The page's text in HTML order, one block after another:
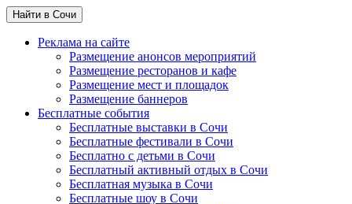
Найти в Сочи
Реклама на сайте
Размещение анонсов мероприятий
Размещение ресторанов и кафе
Размещение мест и площадок
Размещение баннеров
Бесплатные события
Бесплатные выставки в Сочи
Бесплатные фестивали в Сочи
Бесплатно с детьми в Сочи
Бесплатный активный отдых в Сочи
Бесплатная музыка в Сочи
Бесплатные шоу в Сочи